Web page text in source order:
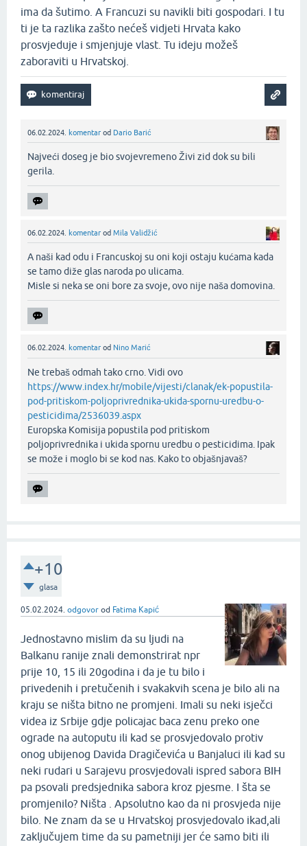
ima da šutimo. A Francuzi su navikli biti gospodari. I tu
ti je ta razlika zašto nećeš vidjeti Hrvata kako
prosvjeduje i smjenjuje vlast. Tu ideju možeš
zaboraviti u Hrvatskoj.
06.02.2024. komentar od Dario Barić
Najveći doseg je bio svojevremeno Živi zid dok su bili
gerila.‌
06.02.2024. komentar od Mila Validžić
A naši kad odu i Francuskoj su oni koji ostaju kućama kada
se tamo diže glas naroda po ulicama.
Misle si neka se oni bore za svoje, ovo nije naša domovina.‌
06.02.2024. komentar od Nino Marić
Ne trebaš odmah tako crno. Vidi ovo
https://www.index.hr/mobile/vijesti/clanak/ek-popustila-
pod-pritiskom-poljoprivrednika-ukida-spornu-uredbu-o-
pesticidima/2536039.aspx
Europska Komisija popustila pod pritiskom
poljoprivrednika i ukida spornu uredbu o pesticidima. Ipak
se može i moglo bi se kod nas. Kako to objašnjavaš?‌
+10
glasa
05.02.2024. odgovor od Fatima Kapić
Jednostavno mislim da su ljudi na
Balkanu ranije znali demonstrirat npr
prije 10, 15 ili 20godina i da je tu bilo i
privedenih i pretučenih i svakakvih scena je bilo ali na
kraju se ništa bitno ne promjeni. Imali su neki isječci
videa iz Srbije gdje policajac baca zenu preko one
ograde na autoputu ili kad se prosvjedovalo protiv
onog ubijenog Davida Dragičevića u Banjaluci ili kad su
neki rudari u Sarajevu prosvjedovali ispred sabora BIH
pa psovali predsjednika sabora kroz pjesme. I šta se
promjenilo? Ništa . Apsolutno kao da ni prosvjeda nije
bilo. Ne znam da se u Hrvatskoj prosvjedovalo ikad,ali
zaključujem time da su pametniji jer će samo biti ili